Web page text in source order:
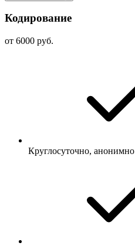
Кодирование
от 6000 руб.
Круглосуточно, анонимно